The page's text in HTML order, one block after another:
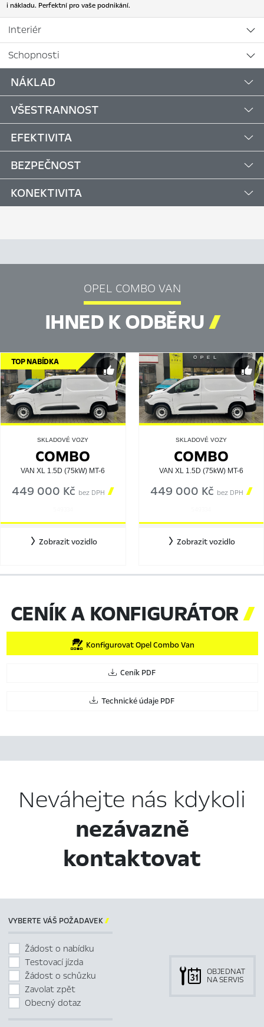
i nákladu. Perfektní pro vaše podnikání.
Interiér
Schopnosti
NÁKLAD
VŠESTRANNOST
EFEKTIVITA
BEZPEČNOST
KONEKTIVITA
OPEL COMBO VAN
IHNED K ODBĚRU
TOP NABÍDKA
SKLADOVÉ VOZY
COMBO
VAN XL 1.5D (75kW) MT-6
449 000 Kč bez DPH 
Zobrazit vozidlo
SKLADOVÉ VOZY
COMBO
VAN XL 1.5D (75kW) MT-6
449 000 Kč bez DPH 
Zobrazit vozidlo
CENÍK A KONFIGURÁTOR
Konfigurovat Opel Combo Van
Ceník PDF
Technické údaje PDF
Neváhejte nás kdykoli
nezávazně
kontaktovat
VYBERTE VÁŠ POŽADAVEK
Žádost o nabídku
Testovací jízda
Žádost o schůzku
Zavolat zpět
Obecný dotaz
OBJEDNAT
NA SERVIS